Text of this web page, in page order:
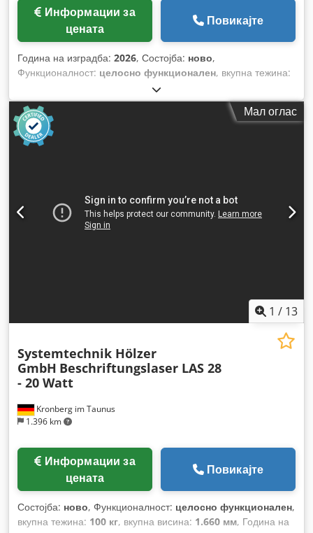
цената
Повикајте
Година на изградба: 2026, Состојба: ново,
Функционалност: целосно функционален, вкупна тежина:
900 мм
вкупна висина:2.000 мм, влезен напон:230 V, влезна
фреквенција:
30 W, бранова
должина на ласерот:
скенирање:
Мал оглас
1 / 13
Kronberg im Taunus
1.396 km
Systemtechnik Hölzer
GmbH Beschriftungslaser LAS 28
- 20 Watt
цената
Повикајте
Состојба: ново, Функционалност: целосно функционален,
вкупна тежина: 100 кг, вкупна висина: 1.660 мм, Година на